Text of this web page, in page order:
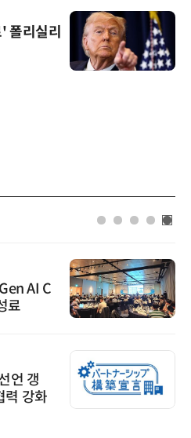
폴리실리
AI C
료
언 갱
강화